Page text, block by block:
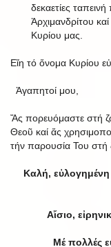
δεκαετίες
Ἀρχιμανδρίτου
Κυρίου μας.
Εἴη τό ὄνομα Κυρίου
Ἀγαπητοί μου,
Ἄς πορευόμαστε στή
Θεοῦ καί ἄς
τήν παρουσία Του στή
Καλή,
Αἴσιο,
Μέ πολλές